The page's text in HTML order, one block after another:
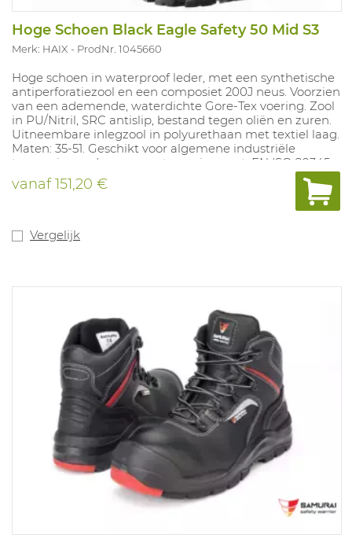
Hoge Schoen Black Eagle Safety 50 Mid S3
Merk: HAIX ProdNr. 1045660
Hoge schoen in waterproof leder, met een synthetische
antiperforatiezool en een composiet 200J neus. Voorzien
van een ademende, waterdichte Gore-Tex voering. Zool
in PU/Nitril, SRC antislip, bestand tegen oliën en zuren.
Uitneembare inlegzool in polyurethaan met textiel laag.
Maten: 35-51. Geschikt voor algemene industriële
toepassingen. In overeenstemming met: EN ISO 20345
S3 HRO HI CI WR SRC.
vanaf151,20 €
Vergelijk